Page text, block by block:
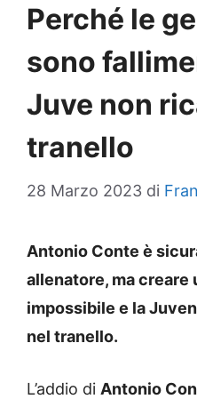
Perché le
sono
Juve non
tranello
28 Marzo 2023 di
Antonio Conte è
allenatore, ma creare
impossibile e la
nel tranello.
L’addio di Antonio